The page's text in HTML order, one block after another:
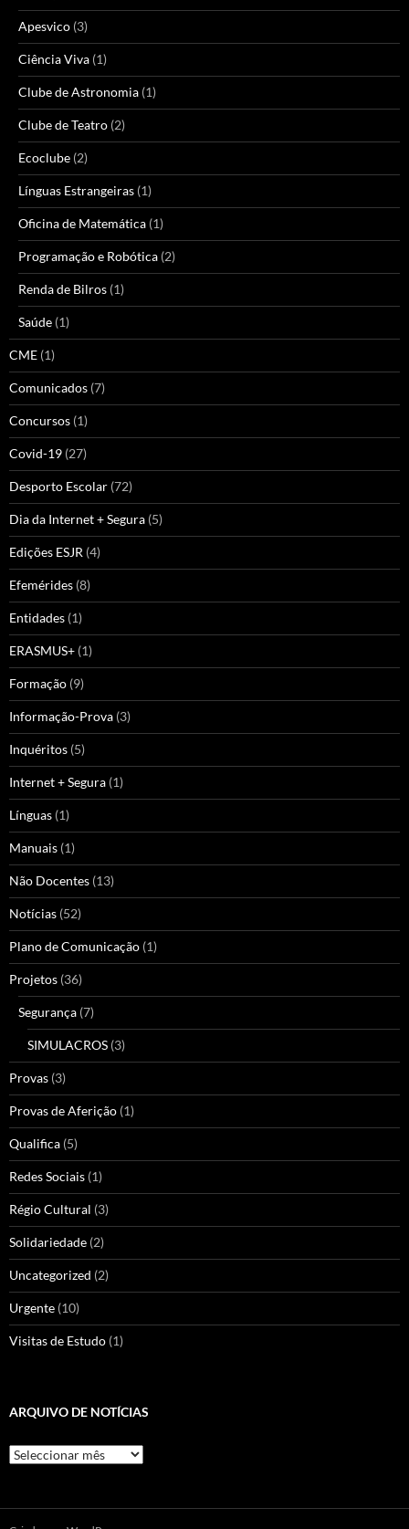
Apesvico (3)
Ciência Viva (1)
Clube de Astronomia (1)
Clube de Teatro (2)
Ecoclube (2)
Línguas Estrangeiras (1)
Oficina de Matemática (1)
Programação e Robótica (2)
Renda de Bilros (1)
Saúde (1)
CME (1)
Comunicados (7)
Concursos (1)
Covid-19 (27)
Desporto Escolar (72)
Dia da Internet + Segura (5)
Edições ESJR (4)
Efemérides (8)
Entidades (1)
ERASMUS+ (1)
Formação (9)
Informação-Prova (3)
Inquéritos (5)
Internet + Segura (1)
Línguas (1)
Manuais (1)
Não Docentes (13)
Notícias (52)
Plano de Comunicação (1)
Projetos (36)
Segurança (7)
SIMULACROS (3)
Provas (3)
Provas de Aferição (1)
Qualifica (5)
Redes Sociais (1)
Régio Cultural (3)
Solidariedade (2)
Uncategorized (2)
Urgente (10)
Visitas de Estudo (1)
ARQUIVO DE NOTÍCIAS
Arquivo
de